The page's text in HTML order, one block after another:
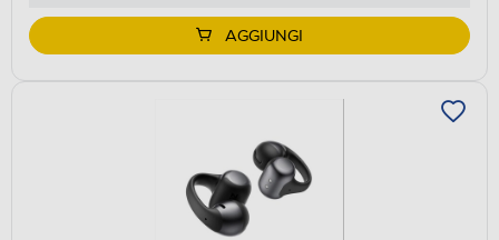
AGGIUNGI